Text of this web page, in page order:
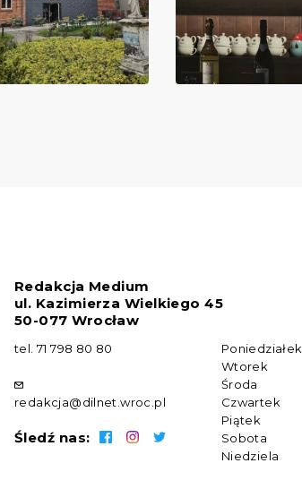
Redakcja Medium
ul. Kazimierza Wielkiego 45
50-077 Wrocław
tel. 71 798 80 80
redakcja@dilnet.wroc.pl
Śledź nas:
Poniedziałek
Wtorek
Środa
Czwartek
Piątek
Sobota
Niedziela